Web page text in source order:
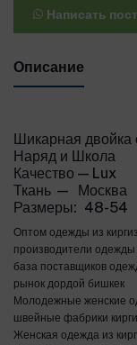
Написать
Описание
Шикарная двойка
Наряд и Школа
Качество — Lux
Ткань — Москва
Размеры: 48-54
Оптом одежды из
производители одежды
база поставщиков
рынок дордой бишкек
Молодежные женские
швейные фабрики
Женская одежда из